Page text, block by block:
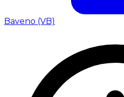
Baveno (VB)